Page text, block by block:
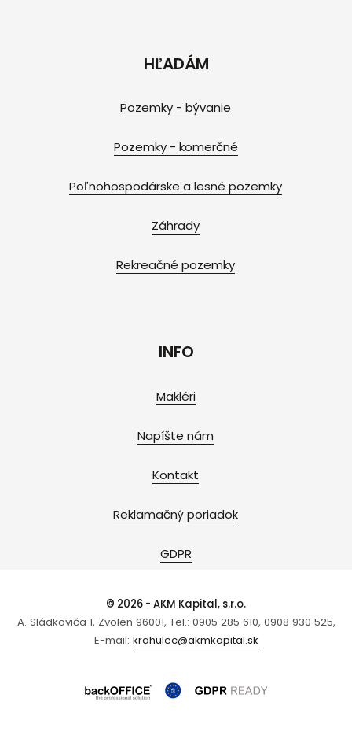
HĽADÁM
Pozemky - bývanie
Pozemky - komerčné
Poľnohospodárske a lesné pozemky
Záhrady
Rekreačné pozemky
INFO
Makléri
Napíšte nám
Kontakt
Reklamačný poriadok
GDPR
© 2026 - AKM Kapital, s.r.o.
A. Sládkoviča 1, Zvolen 96001, Tel.: 0905 285 610, 0908 930 525,
E-mail: krahulec@akmkapital.sk